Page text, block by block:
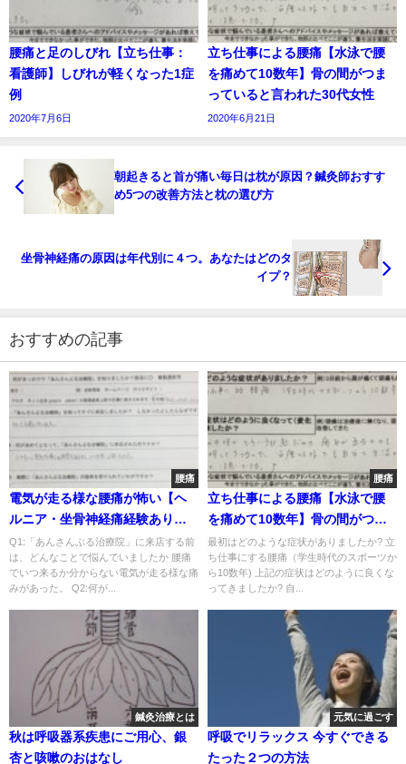
腰痛と足のしびれ【立ち仕事：
看護師】しびれが軽くなった1症
例
2020年7月6日
立ち仕事による腰痛【水泳で腰
を痛めて10数年】骨の間がつま
っていると言われた30代女性
2020年6月21日
朝起きると首が痛い毎日は枕が原因？鍼灸師おすす
め5つの改善方法と枕の選び方
坐骨神経痛の原因は年代別に４つ。あなたはどのタ
イプ？
おすすめの記事
腰痛
電気が走る様な腰痛が怖い【ヘ
ルニア・坐骨神経痛経験あり】
鍼灸で楽になった1症例
Q1:「あんさんぶる治療院」に来店する前
は、どんなことで悩んでいましたか 腰痛
でいつ来るか分からない電気が走る様な痛
みがあった。 Q2:何が...
腰痛
立ち仕事による腰痛【水泳で腰
を痛めて10数年】骨の間がつま
っていると言われた30代女性
最初はどのような症状がありましたか? 立
ち仕事にする腰痛（学生時代のスポーツか
ら10数年) 上記の症状はどのように良くな
ってきましたか? 自...
鍼灸治療とは
秋は呼吸器系疾患にご用心、銀
杏と咳嗽のおはなし
元気に過ごす
呼吸でリラックス 今すぐできる
たった２つの方法